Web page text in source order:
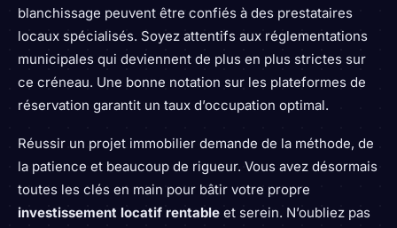
blanchissage peuvent être confiés à des prestataires
locaux spécialisés. Soyez attentifs aux réglementations
municipales qui deviennent de plus en plus strictes sur
ce créneau. Une bonne notation sur les plateformes de
réservation garantit un taux d’occupation optimal.
Réussir un projet immobilier demande de la méthode, de
la patience et beaucoup de rigueur. Vous avez désormais
toutes les clés en main pour bâtir votre propre
investissement locatif rentable et serein. N’oubliez pas